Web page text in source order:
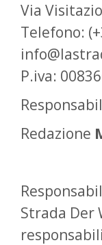
Via
Telefono:
P.iva:
Redazione
Strada Der